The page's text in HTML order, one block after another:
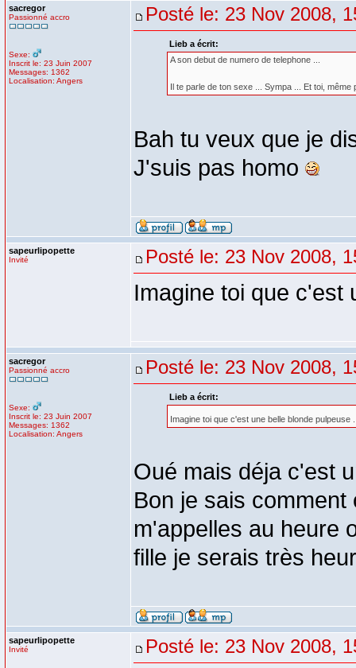
sacregor
Passionné accro
Sexe:
Inscrit le: 23 Juin 2007
Messages: 1362
Localisation: Angers
Posté le: 23 Nov 2008,
Lieb a écrit:
A son debut de numero de telephone ...
Il te parle de ton sexe ... Sympa ... Et toi,
Bah tu veux que je
J'suis pas homo
sapeurlipopette
Invité Posté le: 23 Nov 2008,
Imagine toi que c'est
sacregor
Passionné accro
Sexe:
Inscrit le: 23 Juin 2007
Messages: 1362
Localisation: Angers
Posté le: 23 Nov 2008,
Lieb a écrit:
Imagine toi que c'est une belle blonde pulpeuse
Oué mais déja c'est
Bon je sais
m'appelles au heure
fille je serais très
sapeurlipopette
Invité Posté le: 23 Nov 2008,